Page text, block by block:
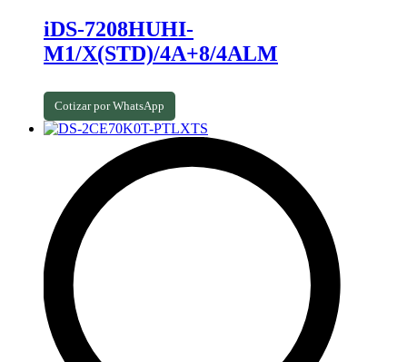
iDS-7208HUHI-
M1/X(STD)/4A+8/4ALM
Cotizar por WhatsApp